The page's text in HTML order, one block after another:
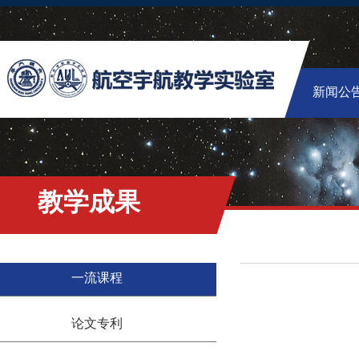
新闻公
教学成果
一流课程
论文专利